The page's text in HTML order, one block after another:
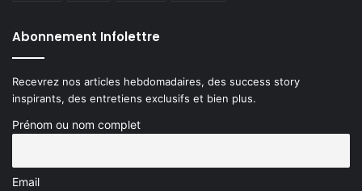
Abonnement Infolettre
Recevrez nos articles hebdomadaires, des success story
inspirants, des entretiens exclusifs et bien plus.
Prénom ou nom complet
Email